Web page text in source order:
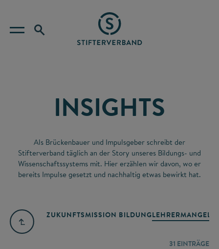
INSIGHTS
Als Brückenbauer und Impulsgeber schreibt der
Stifterverband täglich an der Story unseres Bildungs- und
Wissenschaftssystems mit. Hier erzählen wir davon, wo er
bereits Impulse gesetzt und nachhaltig etwas bewirkt hat.
ZUKUNFTSMISSION BILDUNGLEHRERMANGEL
31 EINTRÄGE